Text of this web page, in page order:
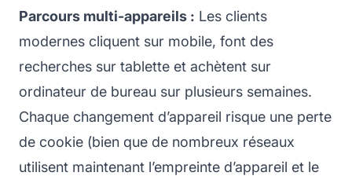
Parcours multi-appareils : Les clients
modernes cliquent sur mobile, font des
recherches sur tablette et achètent sur
ordinateur de bureau sur plusieurs semaines.
Chaque changement d’appareil risque une perte
de cookie (bien que de nombreux réseaux
utilisent maintenant l’empreinte d’appareil et le